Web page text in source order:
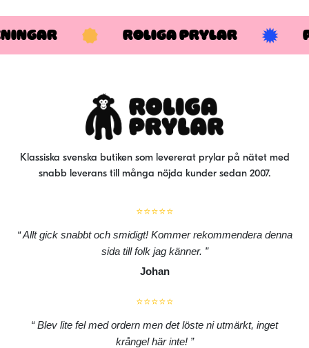
ROLIGA PRYLAR
Klassiska svenska butiken som levererat prylar på nätet med
snabb leverans till många nöjda kunder sedan 2007.
⭐⭐⭐⭐⭐
Allt gick snabbt och smidigt! Kommer rekommendera denna
sida till folk jag känner.
Johan
⭐⭐⭐⭐⭐
Blev lite fel med ordern men det löste ni utmärkt, inget
krångel här inte!